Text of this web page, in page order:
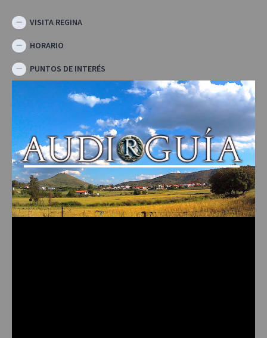
VISITA REGINA
HORARIO
PUNTOS DE INTERÉS